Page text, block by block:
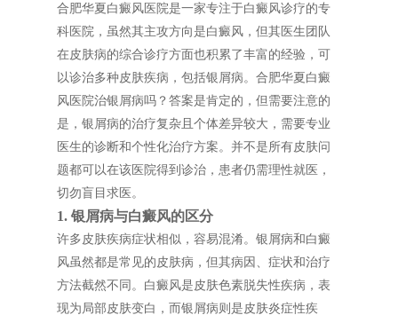
合肥华夏白癜风医院是一家专注于白癜风诊疗的专
科医院，虽然其主攻方向是白癜风，但其医生团队
在皮肤病的综合诊疗方面也积累了丰富的经验，可
以诊治多种皮肤疾病，包括银屑病。合肥华夏白癜
风医院治银屑病吗？答案是肯定的，但需要注意的
是，银屑病的治疗复杂且个体差异较大，需要专业
医生的诊断和个性化治疗方案。并不是所有皮肤问
题都可以在该医院得到诊治，患者仍需理性就医，
切勿盲目求医。
1. 银屑病与白癜风的区分
许多皮肤疾病症状相似，容易混淆。银屑病和白癜
风虽然都是常见的皮肤病，但其病因、症状和治疗
方法截然不同。白癜风是皮肤色素脱失性疾病，表
现为局部皮肤变白，而银屑病则是皮肤炎症性疾